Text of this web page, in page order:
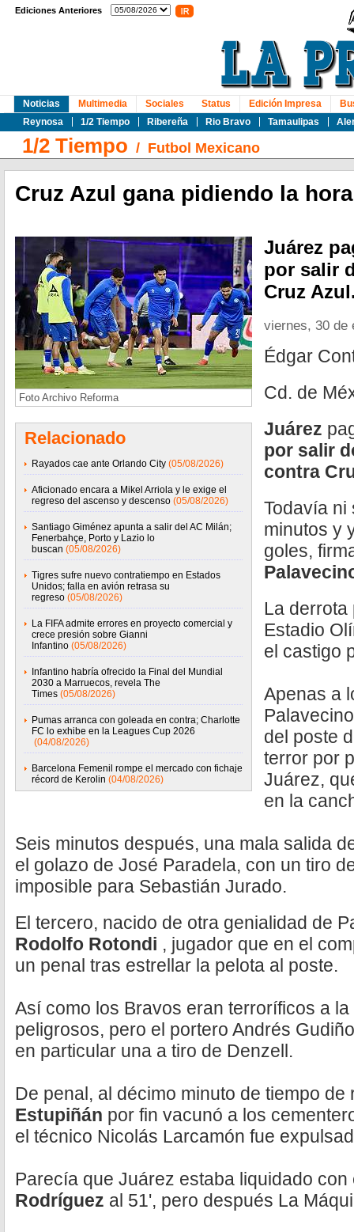
Ediciones Anteriores
Noticias
Reynosa
1/2 Tiempo Ribereña Rio Bravo Tamaulipas
Multimedia Sociales Status Edición Impresa
1/2 Tiempo / Futbol Mexicano
Cruz Azul gana pidiendo la
Foto Archivo Reforma
Relacionado
Rayados cae ante Orlando City (05/08/2026)
Aficionado encara a Mikel Arriola y le exige el
regreso del ascenso y descenso (05/08/2026)
Santiago Giménez apunta a salir del AC Milán;
Fenerbahçe, Porto y Lazio lo
buscan (05/08/2026)
Tigres sufre nuevo contratiempo en Estados
Unidos; falla en avión retrasa su
regreso (05/08/2026)
La FIFA admite errores en proyecto comercial y
crece presión sobre Gianni
Infantino (05/08/2026)
Infantino habría ofrecido la Final del Mundial
2030 a Marruecos, revela The
Times (05/08/2026)
Pumas arranca con goleada en contra; Charlotte
FC lo exhibe en la Leagues Cup 2026
(04/08/2026)
Barcelona Femenil rompe el mercado con fichaje
récord de Kerolin (04/08/2026)
Juárez
por salir
Cruz
viernes, 30 de
Édgar
Cd. de
Juárez
por salir
contra
Todavía ni
minutos y
goles,
La derrota
Estadio
el castigo
Apenas a
del poste
terror por
Juárez,
en la
Seis minutos después, una mala salida
el golazo de José Paradela, con un tiro
imposible para Sebastián Jurado.
El tercero, nacido de otra genialidad de
Rodolfo Rotondi , jugador que en el
un penal tras estrellar la pelota al poste.
Así como los Bravos eran terroríficos a
peligrosos, pero el portero Andrés
en particular una a tiro de Denzell.
De penal, al décimo minuto de tiempo
Estupiñán por fin vacunó a los
el técnico Nicolás Larcamón fue
Parecía que Juárez estaba liquidado
Rodríguez al 51', pero después La